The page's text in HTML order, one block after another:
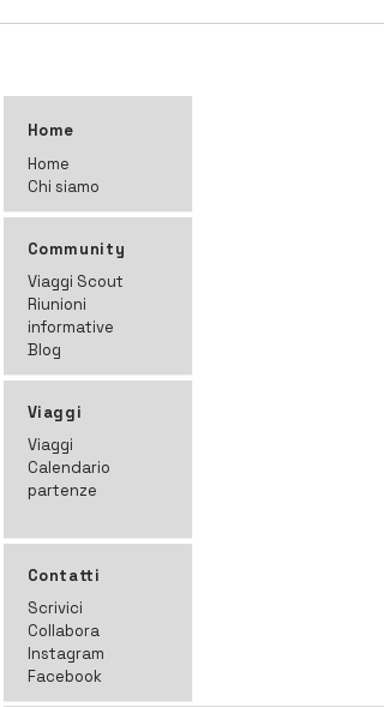
Home
Home
Chi siamo
Community
Viaggi Scout
Riunioni
informative
Blog
Viaggi
Viaggi
Calendario
partenze
Contatti
Scrivici
Collabora
Instagram
Facebook